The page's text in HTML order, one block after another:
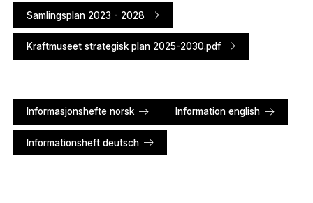
Samlingsplan 2023 - 2028
Kraftmuseet strategisk plan 2025-2030.pdf
Informasjonshefte norsk Information english
Informationsheft deutsch